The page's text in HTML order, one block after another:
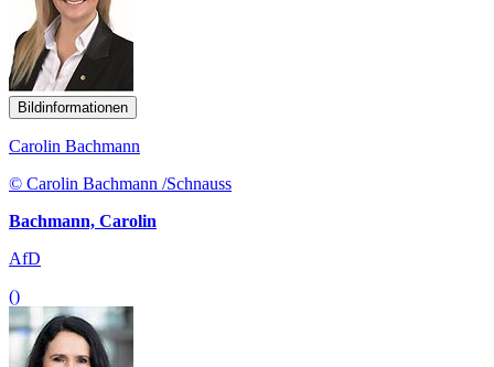
Bildinformationen
Carolin Bachmann
© Carolin Bachmann /Schnauss
Bachmann, Carolin
AfD
()